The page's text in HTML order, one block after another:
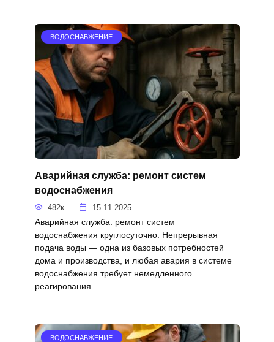
ВОДОСНАБЖЕНИЕ
Аварийная служба: ремонт систем
водоснабжения
482к. 15.11.2025
Аварийная служба: ремонт систем
водоснабжения круглосуточно. Непрерывная
подача воды — одна из базовых потребностей
дома и производства, и любая авария в системе
водоснабжения требует немедленного
реагирования.
ВОДОСНАБЖЕНИЕ